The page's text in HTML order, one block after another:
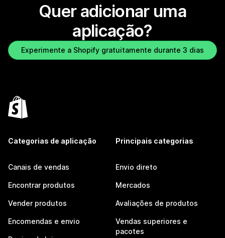
Quer adicionar uma
aplicação?
Experimente a Shopify gratuitamente durante 3 dias
Categorias de aplicação
Canais de vendas
Encontrar produtos
Vender produtos
Encomendas e envio
Principais categorias
Envio direto
Mercados
Avaliações de produtos
Vendas superiores e
pacotes